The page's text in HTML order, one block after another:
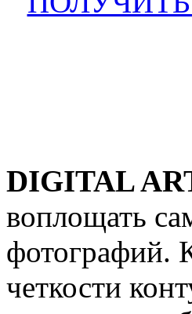
DIGITAL
воплощать
фотографий.
четкости